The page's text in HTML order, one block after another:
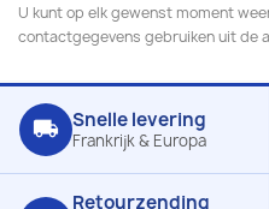
U kunt op elk gewenst moment
contactgegevens gebruiken uit de
local_shipping Snelle levering
Frankrijk & Europa
Retourzending